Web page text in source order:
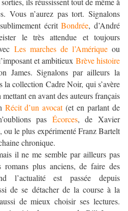
Vous n’aurez pas tort. Signalons
écritBondrée, d’André
le très attendue et toujours
Les marches de l’Amériqueou
et ambitieux Brève histoire
James. Signalons par ailleurs la
la collection Cadre Noir, qui s’avère
mettant en avant des auteurs français
Récit d’un avocat(et en parlant de
pas Écorces, de Xavier
le plus expérimenté Franz Bartelt
chronique.
il ne me semble par ailleurs pas
plus anciens, de faire des
l’actualité est passée depuis
de se détacher de la course à la
de mieux choisir ses lectures.